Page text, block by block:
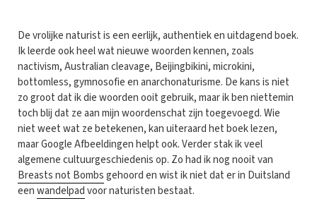
De vrolijke naturist is een eerlijk, authentiek en uitdagend boek.
Ik leerde ook heel wat nieuwe woorden kennen, zoals
nactivism, Australian cleavage, Beijingbikini, microkini,
bottomless, gymnosofie en anarchonaturisme. De kans is niet
zo groot dat ik die woorden ooit gebruik, maar ik ben niettemin
toch blij dat ze aan mijn woordenschat zijn toegevoegd. Wie
niet weet wat ze betekenen, kan uiteraard het boek lezen,
maar Google Afbeeldingen helpt ook. Verder stak ik veel
algemene cultuurgeschiedenis op. Zo had ik nog nooit van
Breasts not Bombsgehoord en wist ik niet dat er in Duitsland
eenwandelpadvoor naturisten bestaat.